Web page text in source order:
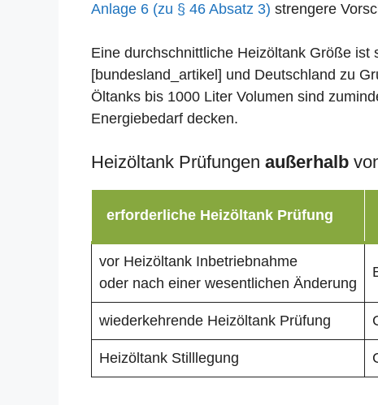
Anlage 6 (zu § 46 Absatz 3) strengere
Eine durchschnittliche Heizöltank Größe
[bundesland_artikel] und Deutschland zu
Öltanks bis 1000 Liter Volumen sind
Energiebedarf decken.
Heizöltank Prüfungen außerhalb
erforderliche Heizöltank Prüfung
vor Heizöltank Inbetriebnahme
oder nach einer wesentlichen Änderung
wiederkehrende Heizöltank Prüfung
Heizöltank Stilllegung